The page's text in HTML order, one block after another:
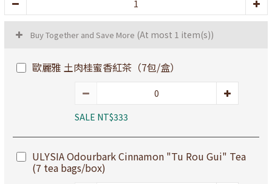
Buy Together and Save More (At most 1 item(s))
歐麗雅 土肉桂蜜香紅茶（7包/盒）
SALE NT$333
ULYSIA Odourbark Cinnamon "Tu Rou Gui" Tea
(7 tea bags/box)